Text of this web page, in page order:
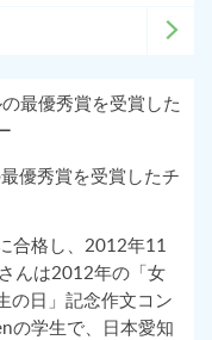
優秀賞を受賞したチ
合格し、2012年11
んは2012年の「女
の日」記念作文コン
の学生で、日本愛知